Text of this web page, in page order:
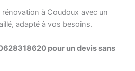
à Coudoux avec un
adapté à vos besoins.
pour un devis sans